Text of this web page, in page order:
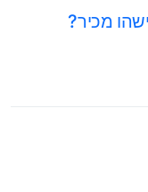
מכיר?